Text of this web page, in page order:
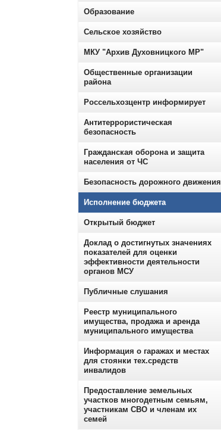
Образование
Сельское хозяйство
МКУ "Архив Духовницкого МР"
Общественные организации
района
Россельхозцентр информирует
Антитеррористическая
безопасность
Гражданская оборона и защита
населения от ЧС
Безопасность дорожного движения
Исполнение бюджета
Открытый бюджет
Доклад о достигнутых значениях
показателей для оценки
эффективности деятельности
органов МСУ
Публичные слушания
Реестр муниципального
имущества, продажа и аренда
муниципального имущества
Информация о гаражах и местах
для стоянки тех.средств
инвалидов
Предоставление земельных
участков многодетным семьям,
участникам СВО и членам их
семей